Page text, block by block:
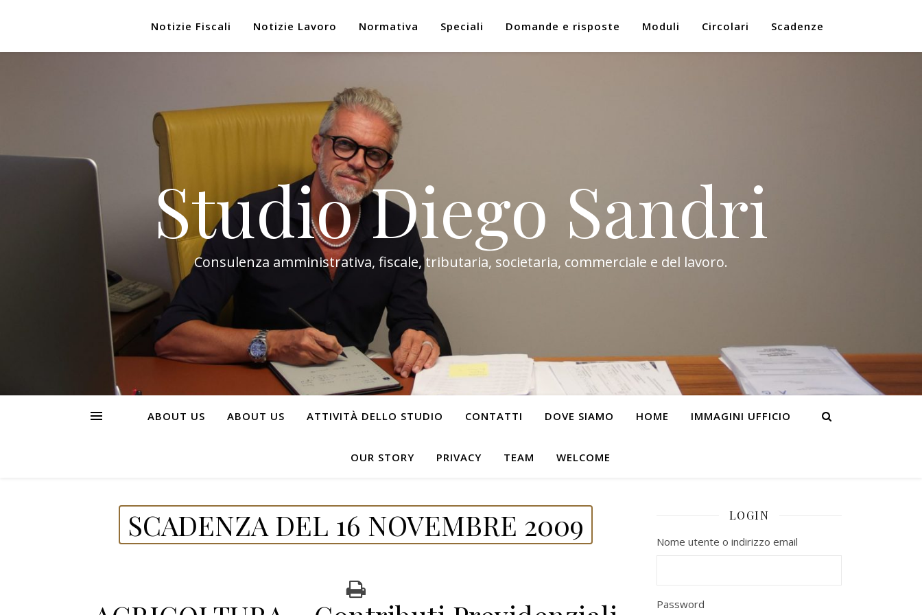
Notizie Fiscali Notizie Lavoro Normativa Speciali Domande e risposte Moduli Circolari Scadenze
Studio Diego Sandri
Consulenza amministrativa, fiscale, tributaria, societaria, commerciale e del lavoro.
ABOUT US ABOUT US ATTIVITÀ DELLO STUDIO CONTATTI DOVE SIAMO HOME IMMAGINI UFFICIO
OUR STORY PRIVACY TEAM WELCOME
SCADENZA DEL 16 NOVEMBRE 2009 LOGIN
Nome utente o indirizzo email
Password